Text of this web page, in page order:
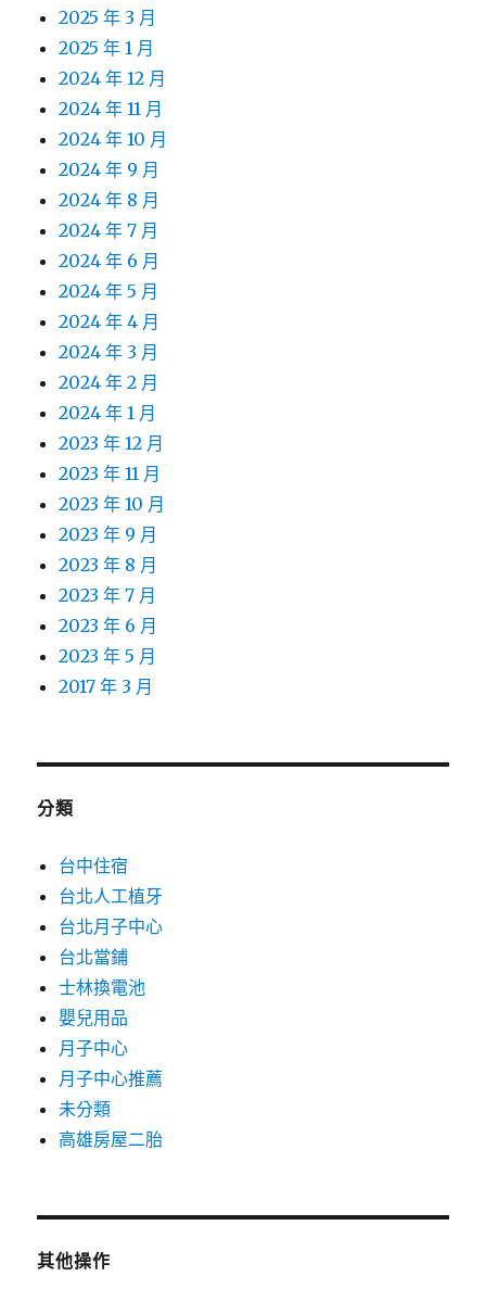
2025 年 3 月
2025 年 1 月
2024 年 12 月
2024 年 11 月
2024 年 10 月
2024 年 9 月
2024 年 8 月
2024 年 7 月
2024 年 6 月
2024 年 5 月
2024 年 4 月
2024 年 3 月
2024 年 2 月
2024 年 1 月
2023 年 12 月
2023 年 11 月
2023 年 10 月
2023 年 9 月
2023 年 8 月
2023 年 7 月
2023 年 6 月
2023 年 5 月
2017 年 3 月
分類
台中住宿
台北人工植牙
台北月子中心
台北當鋪
士林換電池
嬰兒用品
月子中心
月子中心推薦
未分類
高雄房屋二胎
其他操作